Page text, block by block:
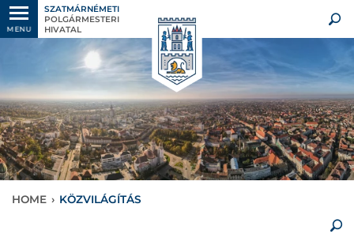
MENU
SZATMÁRNÉMETI
POLGÁRMESTERI
HIVATAL
HOME › KÖZVILÁGÍTÁS
×